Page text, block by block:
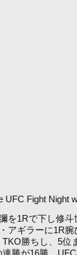
Fight
を1Rで下し修斗
アギラーに1R腕
勝ちし、5位